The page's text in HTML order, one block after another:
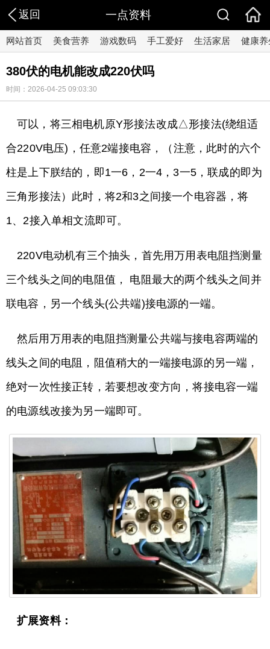
返回 一点资料
网站首页 美食营养 游戏数码 手工爱好 生活家居 健康养
380伏的电机能改成220伏吗
时间：2026-04-25 09:03:30
可以，将三相电机原Y形接法改成△形接法(绕组适
合220V电压)，任意2端接电容，（注意，此时的六个
柱是上下朕结的，即1一6，2一4，3一5，联成的即为
三角形接法）此时，将2和3之间接一个电容器，将
1、2接入单相文流即可。
220V电动机有三个抽头，首先用万用表电阻挡测量
三个线头之间的电阻值， 电阻最大的两个线头之间并
联电容，另一个线头(公共端)接电源的一端。
然后用万用表的电阻挡测量公共端与接电容两端的
线头之间的电阻，阻值稍大的一端接电源的另一端，
绝对一次性接正转，若要想改变方向，将接电容一端
的电源线改接为另一端即可。
扩展资料：